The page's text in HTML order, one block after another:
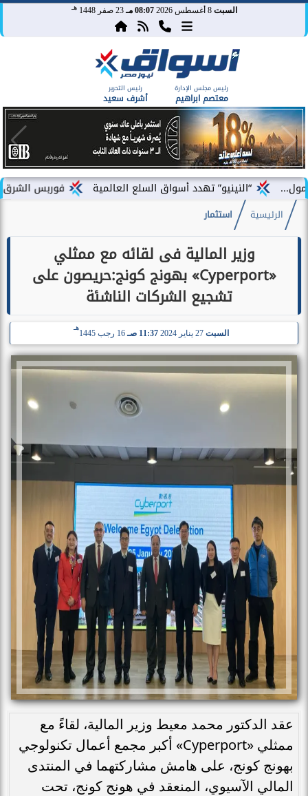
السبت 8 أغسطس 2026 08:07 مـ 23 صفر 1448 هـ
رئيس مجلس الإدارة
معتصم ابراهيم
رئيس التحرير
أشرف سعيد
فوربس الشرق الأوسط “النينيو” تهدد أسواق السلع العالمية
الرئيسية استثمار
وزير المالية فى لقائه مع ممثلي
«Cyperport» بهونج كونج:حريصون على
تشجيع الشركات الناشئة
السبت 11:37 صـ 16 رجب 1445
هـ
عقد الدكتور محمد معيط وزير المالية، لقاءً مع
ممثلي «Cyperport» أكبر مجمع أعمال تكنولوجي
بهونج كونج، على هامش مشاركتهما في المنتدى
المالي الآسيوي، المنعقد في هونج كونج، تحت